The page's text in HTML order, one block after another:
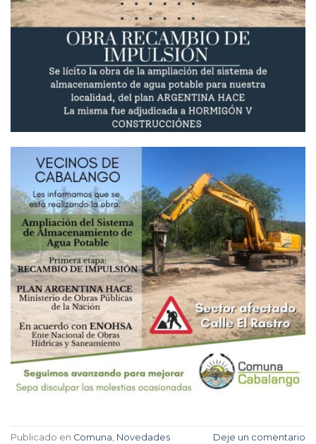
Publicado en Comuna, Novedades Deje un comentario